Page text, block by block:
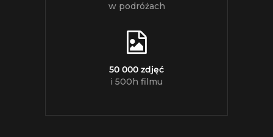
w podróżach
50 000 zdjęć
i 500h filmu